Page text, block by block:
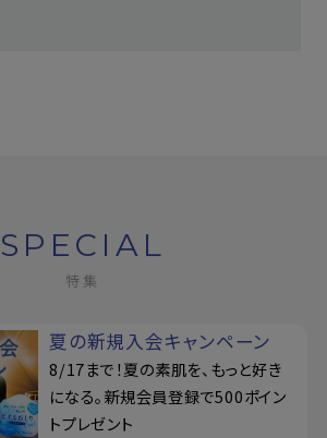
SPECIAL
特集
夏の新規入会キャンペーン
8/17まで！夏の素肌を、もっと好き
になる。新規会員登録で500ポイン
トプレゼント